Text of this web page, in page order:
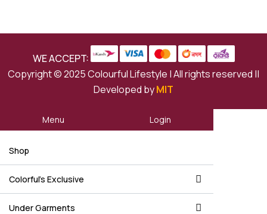
WE ACCEPT:
Copyright © 2025 Colourful Lifestyle | All rights reserved ||
Developed byMIT
Menu Login
Shop
Colorful's Exclusive
Under Garments